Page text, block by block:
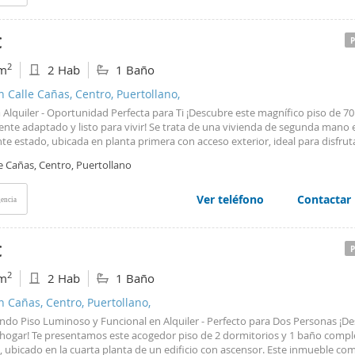
fianza.
2 2 Hab 1 Baño
Calle Cañas, Centro, Puertollano,
Alquiler - Oportunidad Perfecta para Ti ¡Descubre este magnífico piso de 70
adaptado y listo para vivir! Se trata de una vivienda de segunda mano
estado, ubicada en planta primera con acceso exterior, ideal para
diseñado para personas con movilidad reducida, garantizando
todos los espacios. El inmueble dispone de 2 dormitorios espaciosos y 1
perfecto para familias pequeñas o profesionales que buscan confort y
incluye un práctico trastero donde guardar todo lo que necesites. Como
la plaza de garaje está incluida en el precio, ofreciéndote seguridad y
vehículo. Esta es tu oportunidad de acceder a una vivienda moderna,
¡No dejes pasar esta ocasión! Requisitos: Contrato de trabajo en
superior a 1 año en la misma empresa. Solvencia económica: Los
demostrables deben cubrir cómodamente el ratio de alquiler.
de las 3 últimas nóminas y contrato laboral. No se admiten animales
Se realizará filtro de solvencia para seguro de impago de alquiler.
Cañas, Centro, Puertollano
Ver teléfono Contactar
2 2 Hab 1 Baño
Cañas, Centro, Puertollano,
Piso Luminoso y Funcional en Alquiler - Perfecto para Dos Personas
Te presentamos este acogedor piso de 2 dormitorios y 1 baño
ubicado en la cuarta planta de un edificio con ascensor. Este inmueble